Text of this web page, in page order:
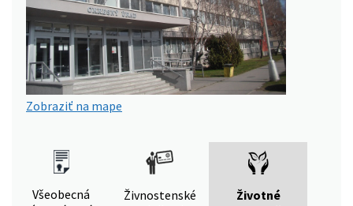
Zobraziť na mape
Všeobecná
Živnostenské
Životné